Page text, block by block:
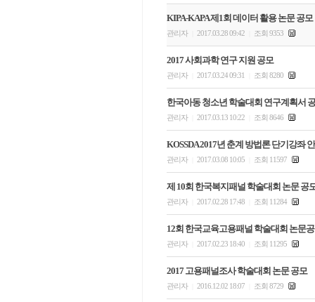
KIPA-KAPA 제1회 데이터 활용 논문 공모
관리자 2017.03.28 09:42 조회 9353
2017 사회과학 연구 지원 공모
관리자 2017.03.24 09:31 조회 8280
한국아동 청소년 학술대회 연구계획서
관리자 2017.03.13 10:22 조회 8646
KOSSDA 2017년 춘계 방법론 단기강좌
관리자 2017.03.08 10:05 조회 11597
제 10회 한국복지패널 학술대회 논문 공
관리자 2017.02.28 17:48 조회 11284
12회 한국교육고용패널 학술대회 논문
관리자 2017.02.23 18:40 조회 11295
2017 고용패널조사 학술대회 논문 공모
관리자 2016.12.02 18:07 조회 8729